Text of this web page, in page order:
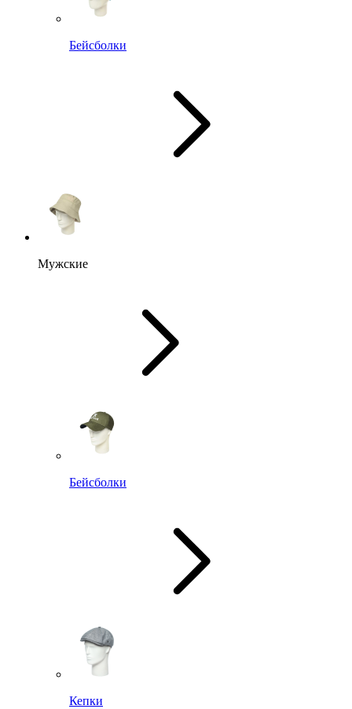
Бейсболки
Мужские
Бейсболки
Кепки